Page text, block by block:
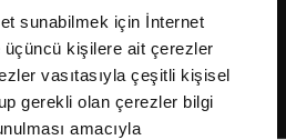
sunabilmek için İnternet
kişilere ait çerezler
vasıtasıyla çeşitli kişisel
gerekli olan çerezler bilgi
amacıyla
saklıdır.